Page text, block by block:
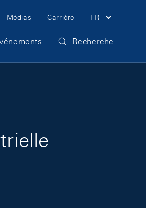
Médias Carrière FR
Recherche